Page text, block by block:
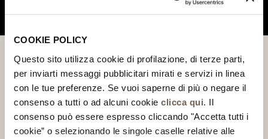
COOKIE POLICY
Questo sito utilizza cookie di profilazione, di terze parti,
per inviarti messaggi pubblicitari mirati e servizi in linea
con le tue preferenze. Se vuoi saperne di più o negare il
consenso a tutti o ad alcuni cookie clicca qui . Il
consenso può essere espresso cliccando "Accetta tutti i
cookie” o selezionando le singole caselle relative alle
MENU
TENUTA PODERNOVO
Sorge su uno splendido poggio ricamato nei vigneti delle
colline pisane. Il suo vitigno principe è il Sangiovese, coltivato
secondo i princìpi del biologico. Il complesso di edifici rustici
di fine Settecento si trova nella zona vinicola delle colline